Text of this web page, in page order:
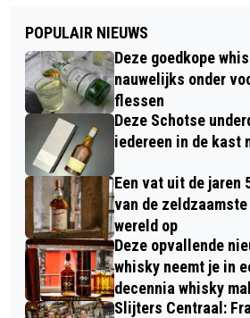
POPULAIR NIEUWS
Deze goedkope
nauwelijks onder
flessen
Deze Schotse
iedereen in de kast
Een vat uit de jaren
van de zeldzaamste
wereld op
Deze opvallende
whisky neemt je in
decennia whisky
Slijters Centraal: